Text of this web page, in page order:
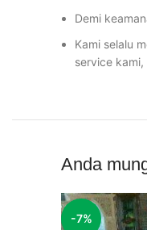
Demi
Kami selalu
service
Anda
-7%